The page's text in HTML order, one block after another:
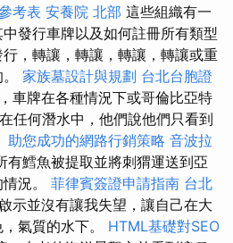
考表 安養院 北部 這些組織有一
發行車牌以及如何註冊所有類型
，轉讓，轉讓，轉讓，轉讓或重
家族墓設計與規劃 台北台胞證
車牌在各種情況下或哥倫比亞特
任何潛水中，他們說他們只看到
助您成功的網路行銷策略 音波拉
有鱈魚被提取並將刺猬運送到亞
況。 菲律賓簽證申請指南 台北
示並沒有讓我失望，讓自己在大
氣質的水下。 HTML基礎對SEO